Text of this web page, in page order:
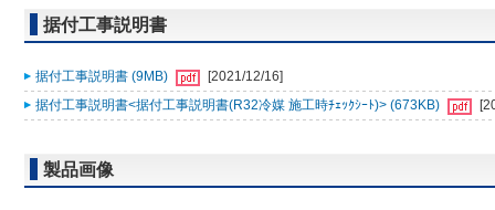
据付工事説明書
据付工事説明書 (9MB)
[2021/12/16]
据付工事説明書<据付工事説明書(R32冷媒 施工時ﾁｪｯｸｼｰﾄ)> (673KB)
製品画像